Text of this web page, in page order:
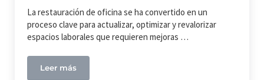
La restauración de oficina se ha convertido en un
proceso clave para actualizar, optimizar y revalorizar
espacios laborales que requieren mejoras …
Leer másRestauración de oficina: soluciones integrales